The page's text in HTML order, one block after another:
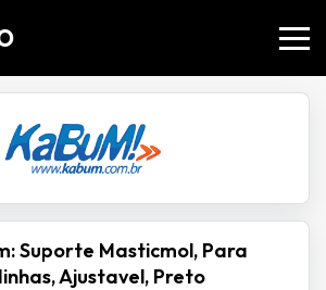
Suporte Masticmol, Para
Ajustavel, Preto